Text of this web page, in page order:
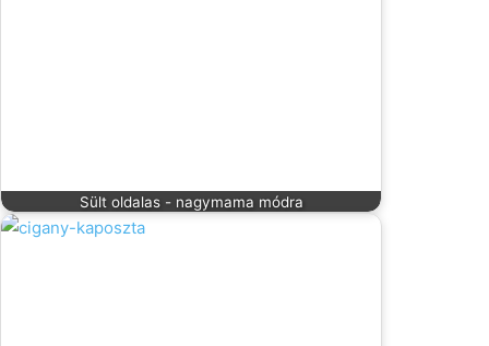
Sült oldalas - nagymama módra